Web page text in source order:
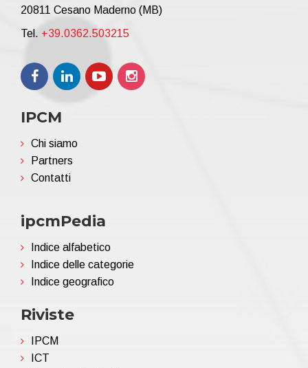
20811 Cesano Maderno (MB)
Tel. +39.0362.503215
IPCM
Chi siamo
Partners
Contatti
ipcmPedia
Indice alfabetico
Indice delle categorie
Indice geografico
Riviste
IPCM
ICT